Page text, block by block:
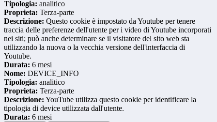
Tipologia: analitico
Proprieta: Terza-parte
Descrizione: Questo cookie è impostato da Youtube per tenere
traccia delle preferenze dell'utente per i video di Youtube incorporati
nei siti; può anche determinare se il visitatore del sito web sta
utilizzando la nuova o la vecchia versione dell'interfaccia di
Youtube.
Durata: 6 mesi
Nome: DEVICE_INFO
Tipologia: analitico
Proprieta: Terza-parte
Descrizione: YouTube utilizza questo cookie per identificare la
tipologia di device utilizzata dall'utente.
Durata: 6 mesi